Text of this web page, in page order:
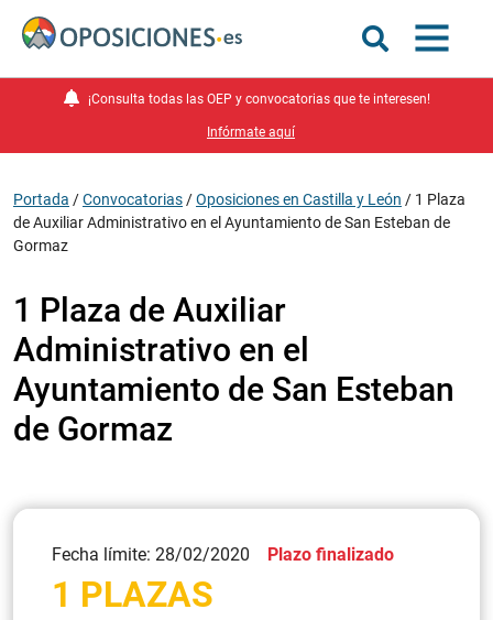
¡Consulta todas las OEP y convocatorias que te interesen!
Infórmate aquí
Portada /Convocatorias /Oposiciones en Castilla y León / 1 Plaza
de Auxiliar Administrativo en el Ayuntamiento de San Esteban de
Gormaz
1 Plaza de Auxiliar
Administrativo en el
Ayuntamiento de San Esteban
de Gormaz
Fecha límite: 28/02/2020 Plazo finalizado
1 PLAZAS